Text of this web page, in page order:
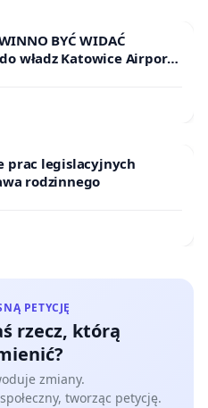
BYĆ WIDAĆ
do władz Katowice Airport
HIDDEN DISABILITIES
– UKRYTE
prac legislacyjnych
rodzinnego
PETYCJĘ
rzecz, którą
zmiany.
tworząc petycję.